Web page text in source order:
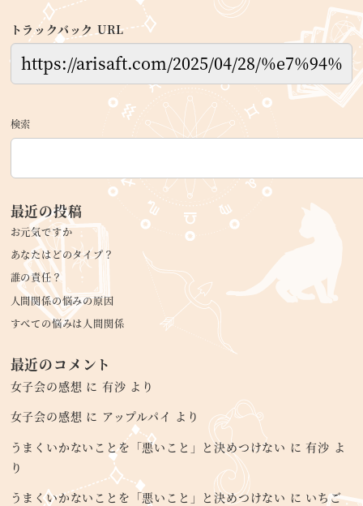
トラックバック URL
検索
最近の投稿
お元気ですか
あなたはどのタイプ？
誰の責任？
人間関係の悩みの原因
すべての悩みは人間関係
最近のコメント
女子会の感想 に 有沙 より
女子会の感想 に アップルパイ より
うまくいかないことを「悪いこと」と決めつけない に有沙 よ
り
うまくいかないことを「悪いこと」と決めつけない に いちご